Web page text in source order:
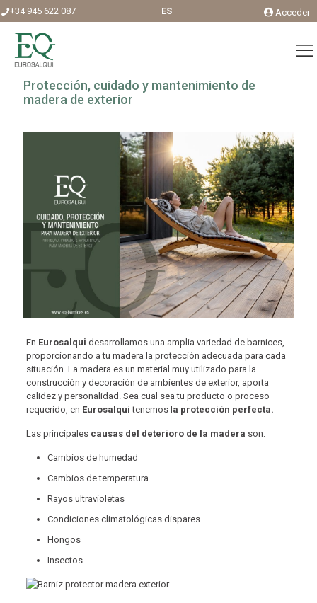
+34 945 622 087 ES Acceder
Protección, cuidado y mantenimiento de
madera de exterior
En Eurosalqui desarrollamos una amplia variedad de barnices,
proporcionando a tu madera la protección adecuada para cada
situación. La madera es un material muy utilizado para la
construcción y decoración de ambientes de exterior, aporta
calidez y personalidad. Sea cual sea tu producto o proceso
requerido, en Eurosalqui tenemos l a protección perfecta.
Las principales causas del deterioro de la madera son:
Cambios de humedad
Cambios de temperatura
Rayos ultravioletas
Condiciones climatológicas dispares
Hongos
Insectos